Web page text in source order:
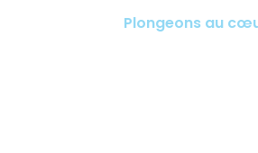
Plongeons au